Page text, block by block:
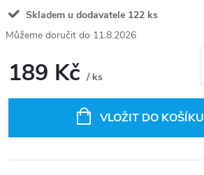
Skladem u dodavatele 122 ks
11.8.2026
189 Kč / ks
VLOŽIT DO KOŠÍKU